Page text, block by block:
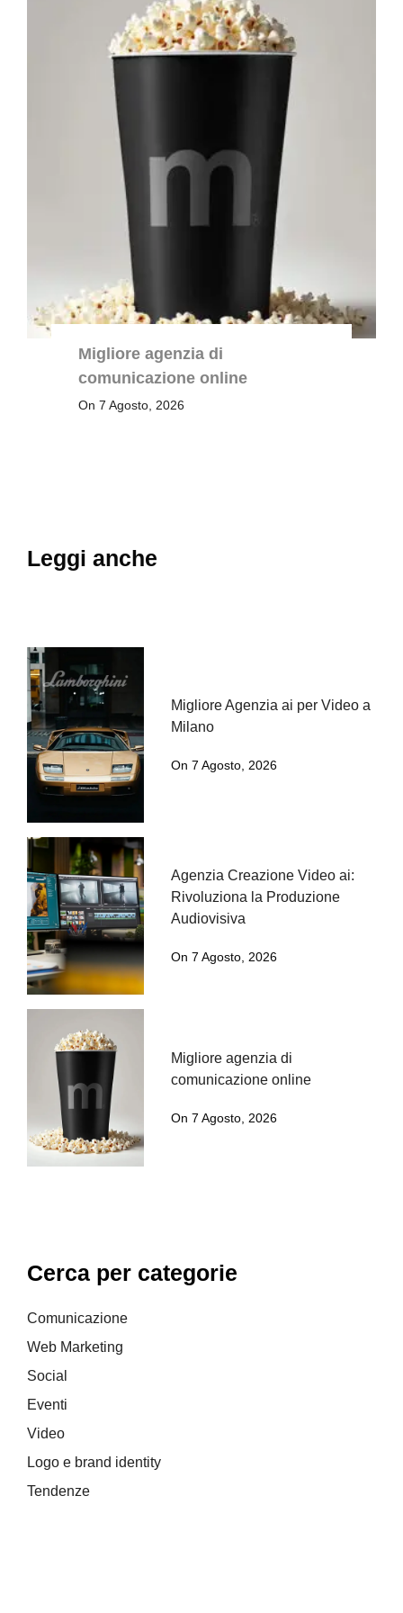
Migliore agenzia di
comunicazione online
On 7 Agosto, 2026
Leggi anche
Migliore Agenzia ai per Video a
Milano
On 7 Agosto, 2026
Agenzia Creazione Video ai:
Rivoluziona la Produzione
Audiovisiva
On 7 Agosto, 2026
Migliore agenzia di
comunicazione online
On 7 Agosto, 2026
Cerca per categorie
Comunicazione
Web Marketing
Social
Eventi
Video
Logo e brand identity
Tendenze